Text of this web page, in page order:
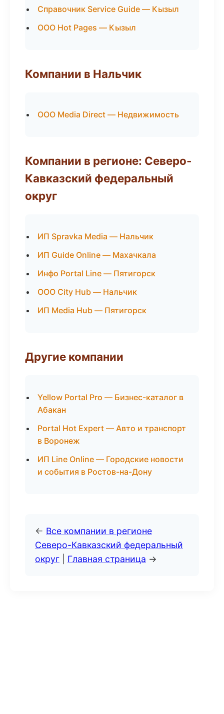
Справочник Service Guide — Кызыл
ООО Hot Pages — Кызыл
Компании в Нальчик
ООО Media Direct — Недвижимость
Компании в регионе: Северо-
Кавказский федеральный
округ
ИП Spravka Media — Нальчик
ИП Guide Online — Махачкала
Инфо Portal Line — Пятигорск
ООО City Hub — Нальчик
ИП Media Hub — Пятигорск
Другие компании
Yellow Portal Pro — Бизнес-каталог в
Абакан
Portal Hot Expert — Авто и транспорт
в Воронеж
ИП Line Online — Городские новости
и события в Ростов-на-Дону
← Все компании в регионе
Северо-Кавказский федеральный
округ
Главная страница →